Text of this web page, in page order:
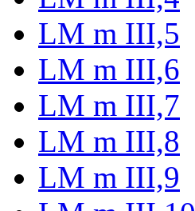
LM m III,5
LM m III,6
LM m III,7
LM m III,8
LM m III,9